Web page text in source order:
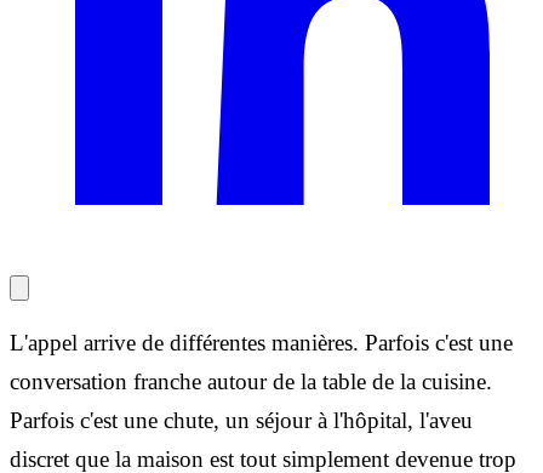
L'appel arrive de différentes manières. Parfois c'est une
conversation franche autour de la table de la cuisine.
Parfois c'est une chute, un séjour à l'hôpital, l'aveu
discret que la maison est tout simplement devenue trop